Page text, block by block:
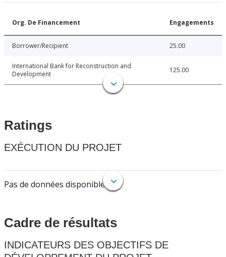
Org. De Financement Engagements
Borrower/Recipient 25.00
International Bank for Reconstruction and
Development
125.00
Ratings
EXÉCUTION DU PROJET
Pas de données disponibles.
Cadre de résultats
INDICATEURS DES OBJECTIFS DE